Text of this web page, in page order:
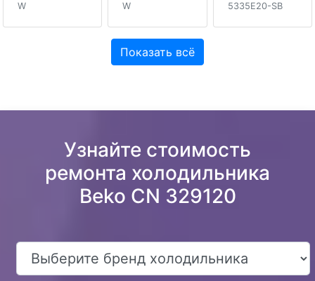
W
W
5335E20-SB
Показать всё
Узнайте стоимость
ремонта холодильника
Beko CN 329120